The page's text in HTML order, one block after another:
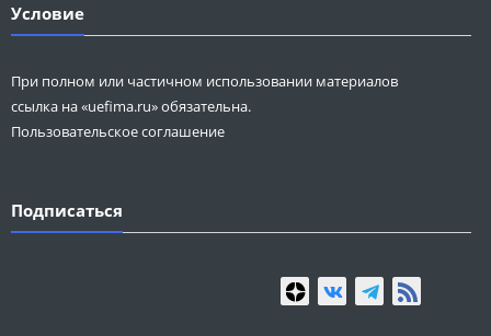
Условие
При полном или частичном использовании материалов
ссылка на «uefima.ru» обязательна.
Пользовательское соглашение
Подписаться